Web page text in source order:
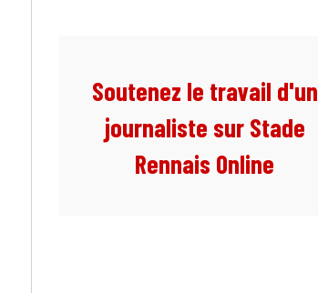
Soutenez le travail d'un
journaliste sur Stade
Rennais Online